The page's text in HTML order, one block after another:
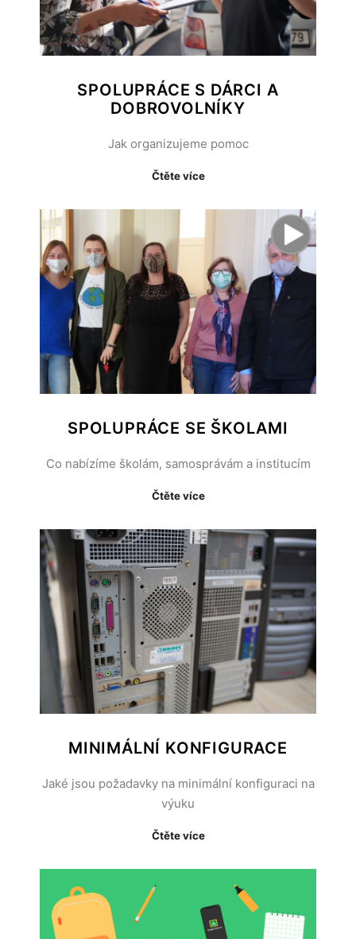
SPOLUPRÁCE S DÁRCI A
DOBROVOLNÍKY
Jak organizujeme pomoc
Čtěte více
SPOLUPRÁCE SE ŠKOLAMI
Co nabízíme školám, samosprávám a institucím
Čtěte více
MINIMÁLNÍ KONFIGURACE
Jaké jsou požadavky na minimální konfiguraci na
výuku
Čtěte více